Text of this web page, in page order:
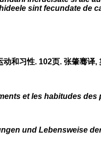
sint fecundate de
动和习性. 102页. 张肇骞译
et les habitudes des
und Lebensweise